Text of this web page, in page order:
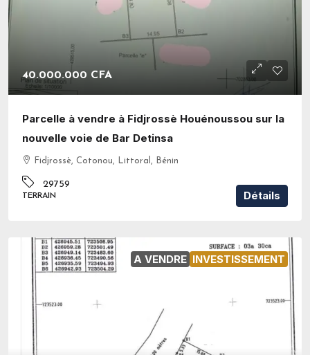
40.000.000 CFA
Parcelle à vendre à Fidjrossè Houénoussou sur la
nouvelle voie de Bar Detinsa
Fidjrossè, Cotonou, Littoral, Bénin
29759
TERRAIN Détails
A VENDRE INVESTISSEMENT